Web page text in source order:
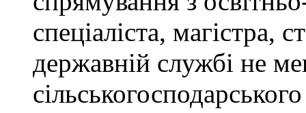
спеціаліста, магістра,
державній службі не